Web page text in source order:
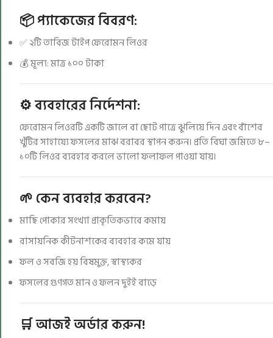
📦 প্যাকেজের বিবরণ:
✅ ২টি তাবিজ টাইপ ফেরোমন লিওর
💰 মূল্য: মাত্র ১০০ টাকা
⚙️ ব্যবহারের নির্দেশনা:
ফেরোমন লিওরটি একটি জালে বা ছোট পাত্রে ঝুলিয়ে দিন এবং বাঁশের
খুঁটির সাহায্যে ফসলের মাঝ বরাবর স্থাপন করুন। প্রতি বিঘা জমিতে ৮–
১০টি লিওর ব্যবহার করলে ভালো ফলাফল পাওয়া যায়।
🌱 কেন ব্যবহার করবেন?
মাছি পোকার সংখ্যা প্রাকৃতিকভাবে কমায়
রাসায়নিক কীটনাশকের ব্যবহার কমে যায়
ফল ও সবজি হয় বিষমুক্ত, স্বাস্থ্যকর
ফসলের গুণগত মান ও ফলন দুইই বাড়ে
🛒 আজই অর্ডার করুন!